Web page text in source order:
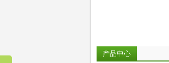
产品中心